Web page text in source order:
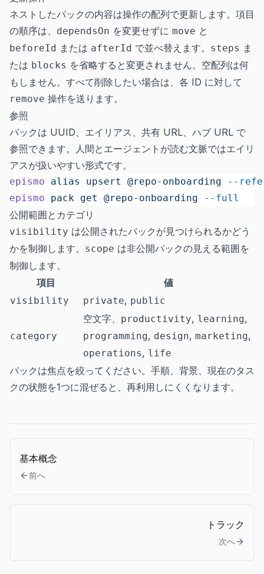
ネストしたパックの内容は操作の配列で更新します。項目
の順序は、 dependsOn を変更せずに move と
beforeId または afterId で並べ替えます。 steps ま
たは blocks を省略すると変更されません。空配列は何
もしません。すべて削除したい場合は、各 ID に対して
remove 操作を送ります。
参照
パックは UUID、エイリアス、共有 URL、ハブ URL で
参照できます。人間とエージェントが読む文脈ではエイリ
アスが扱いやすい形式です。
epismo alias upsert @repo-onboarding --
epismo pack get @repo-onboarding --full
公開範囲とカテゴリ
visibility は公開されたパックが見つけられるかどう
かを制御します。 scope は非公開パックの見える範囲を
制御します。
項目
値
visibility private, public
category
空文字、 productivity, learning,
programming, design, marketing,
operations, life
パックは焦点を絞ってください。手順、背景、現在のタス
クの状態を1つに混ぜると、再利用しにくくなります。
基本概念
前へ
トラック
次へ